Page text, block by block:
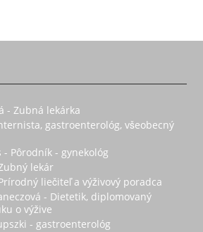
- Zubná lekárka
gastroenterológ, všeobecný
- Pôrodník - gynekológ
lekár
liečiteľ a výživový poradca
- Dietetik, diplomovaný
o výžive
- gastroenterológ